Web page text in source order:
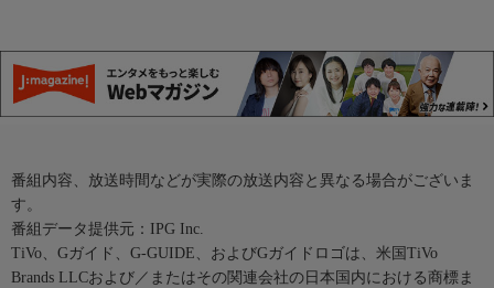
番組内容、放送時間などが実際の放送内容と異なる場合がございま
す。
番組データ提供元：IPG Inc.
TiVo、Gガイド、G-GUIDE、およびGガイドロゴは、米国TiVo
Brands LLCおよび／またはその関連会社の日本国内における商標ま